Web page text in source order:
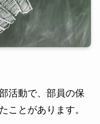
活動で、部員の保
ことがあります。